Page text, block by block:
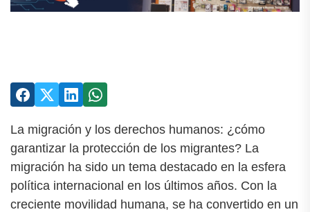
La migración y los derechos humanos: ¿cómo
garantizar la protección de los migrantes? La
migración ha sido un tema destacado en la esfera
política internacional en los últimos años. Con la
creciente movilidad humana, se ha convertido en un